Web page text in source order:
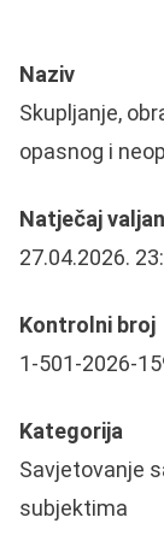
Naziv
Skupljanje,
opasnog i
Natječaj
27.04.2026.
Kontrolni broj
1-501-2026-
Kategorija
Savjetovanje
subjektima